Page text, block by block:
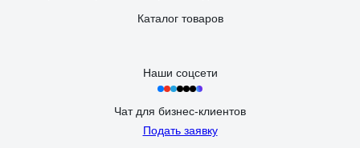
Каталог товаров
Наши соцсети
Чат для бизнес-клиентов
Подать заявку